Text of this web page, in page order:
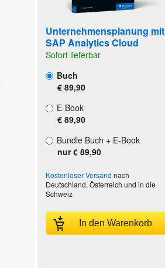
Unternehmensplanung mit
SAP Analytics Cloud
Sofort lieferbar
Buch
€ 89,90
E-Book
€ 89,90
Bundle Buch + E-Book
nur € 89,90
Kostenloser Versand nach
Deutschland, Österreich und in die
Schweiz
In den Warenkorb